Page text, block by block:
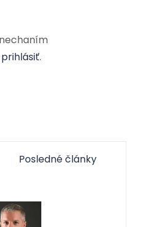
prihlásiť.
Posledné články